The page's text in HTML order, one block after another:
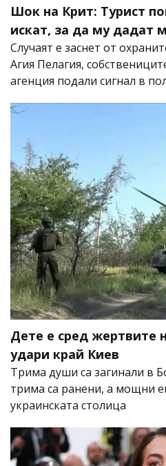
Шок на Крит: Турист
искат, за да му дадат
Случаят е заснет от
Агия Пелагия,
агенция подали сигнал в
Дете е сред жертвите
удари край Киев
Трима души са загинали в
трима са ранени, а мощни
украинската столица